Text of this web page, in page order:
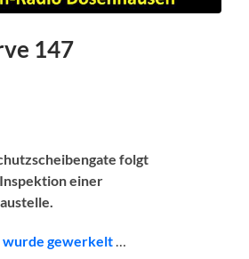
147
folgt
einer
wurde gewerkelt…